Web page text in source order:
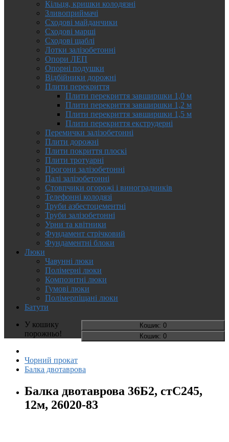
Кільця, кришки колодязні
Зливоприймачі
Сходові майданчики
Сходові марші
Сходові щаблі
Лотки залізобетонні
Опори ЛЕП
Опорні подушки
Відбійники дорожні
Плити перекриття
Плити перекриття завширшки 1,0 м
Плити перекриття завширшки 1,2 м
Плити перекриття завширшки 1,5 м
Плити перекриття екструдерні
Перемички залізобетонні
Плити дорожні
Плити покриття плоскі
Плити тротуарні
Прогони залізобетонні
Палі залізобетонні
Стовпчики огорожі і виноградників
Телефонні колодязі
Труби азбестоцементні
Труби залізобетонні
Урни та квітники
Фундамент стрічковий
Фундаментні блоки
Люки
Чавунні люки
Полімерні люки
Композитні люки
Гумові люки
Полімерпіщані люки
Батути
Кошик: 0
Кошик: 0
У кошику
порожньо!
Чорний прокат
Балка двотаврова
Балка двотаврова 36Б2, стС245,
12м, 26020-83